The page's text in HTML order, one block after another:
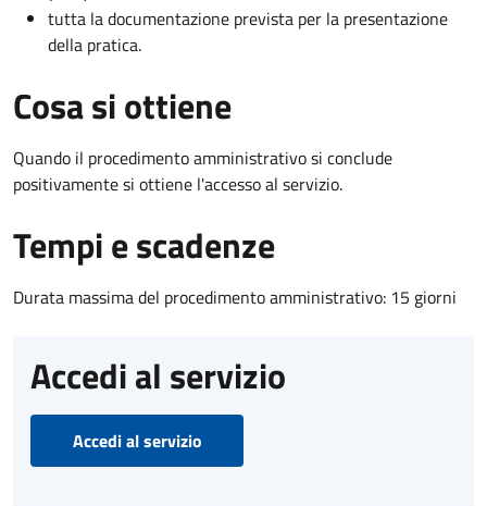
tutta la documentazione prevista per la presentazione
della pratica.
Cosa si ottiene
Quando il procedimento amministrativo si conclude
positivamente si ottiene l'accesso al servizio.
Tempi e scadenze
Durata massima del procedimento amministrativo: 15 giorni
Accedi al servizio
Accedi al servizio